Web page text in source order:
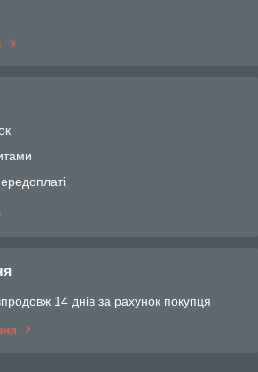
14 днів за рахунок покупця